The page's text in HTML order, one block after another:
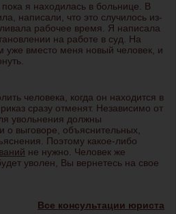
я находилась в больнице. В
написали, что это случилось из-
рабочее время. Я написала
на работе в суд. На
уже вместо меня новый человек, и
человека, когда он находится в
сразу отменят. Независимо от
увольнения должны
о выговоре, объяснительных,
Поэтому какое-либо
не нужно. Человек же
уволен, Вы вернетесь на свое
Все консультации юриста